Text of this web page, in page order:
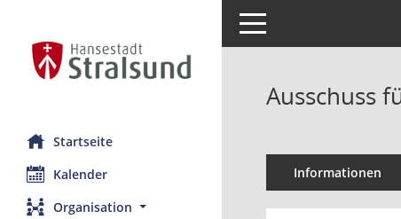
Startseite
Kalender
Organisation
Toggle navigation
Ausschuss
Informationen